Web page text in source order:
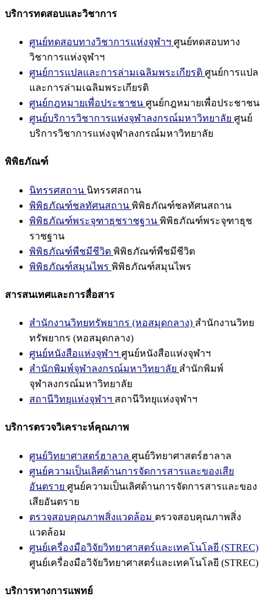
บริการทดสอบและวิชาการ
ศูนย์ทดสอบทางวิชาการแห่งจุฬาฯ ศูนย์ทดสอบทาง
วิชาการแห่งจุฬาฯ
ศูนย์การแปลและการล่ามเฉลิมพระเกียรติ ศูนย์การแปล
และการล่ามเฉลิมพระเกียรติ
ศูนย์กฎหมายเพื่อประชาชน ศูนย์กฎหมายเพื่อประชาชน
ศูนย์บริการวิชาการแห่งจุฬาลงกรณ์มหาวิทยาลัย ศูนย์
บริการวิชาการแห่งจุฬาลงกรณ์มหาวิทยาลัย
พิพิธภัณฑ์
นิทรรศสถาน นิทรรศสถาน
พิพิธภัณฑ์ชลทัศนสถาน พิพิธภัณฑ์ชลทัศนสถาน
พิพิธภัณฑ์พระจุฑาธุชราชฐาน พิพิธภัณฑ์พระจุฑาธุช
ราชฐาน
พิพิธภัณฑ์พืชมีชีวิต พิพิธภัณฑ์พืชมีชีวิต
พิพิธภัณฑ์สมุนไพร พิพิธภัณฑ์สมุนไพร
สารสนเทศและการสื่อสาร
สำนักงานวิทยทรัพยากร (หอสมุดกลาง) สำนักงานวิทย
ทรัพยากร (หอสมุดกลาง)
ศูนย์หนังสือแห่งจุฬาฯ ศูนย์หนังสือแห่งจุฬาฯ
สำนักพิมพ์จุฬาลงกรณ์มหาวิทยาลัย สำนักพิมพ์
จุฬาลงกรณ์มหาวิทยาลัย
สถานีวิทยุแห่งจุฬาฯ สถานีวิทยุแห่งจุฬาฯ
บริการตรวจวิเคราะห์คุณภาพ
ศูนย์วิทยาศาสตร์ฮาลาล ศูนย์วิทยาศาสตร์ฮาลาล
ศูนย์ความเป็นเลิศด้านการจัดการสารและของเสีย
อันตราย ศูนย์ความเป็นเลิศด้านการจัดการสารและของ
เสียอันตราย
ตรวจสอบคุณภาพสิ่งแวดล้อม ตรวจสอบคุณภาพสิ่ง
แวดล้อม
ศูนย์เครื่องมือวิจัยวิทยาศาสตร์และเทคโนโลยี (STREC)
ศูนย์เครื่องมือวิจัยวิทยาศาสตร์และเทคโนโลยี (STREC)
บริการทางการแพทย์